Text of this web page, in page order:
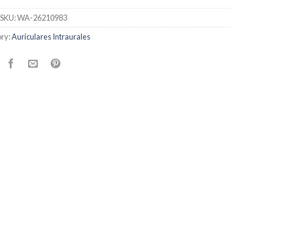
SKU:WA-26210983
Auriculares Intraurales